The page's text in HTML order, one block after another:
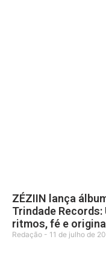
ZÉZIIN lança
Trindade
ritmos, fé e
Redação 11 de julho de